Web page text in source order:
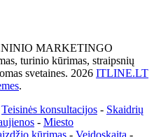
MARKETINGO
turinio kūrimas, straipsnių
svetaines. 2026 ITLINE.LT
.
Teisinės konsultacijos - Skaidrių
- Miesto
kūrimas - Veidoskaita -